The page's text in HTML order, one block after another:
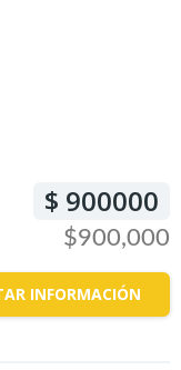
$900,000
900000
INFORMACIÓN